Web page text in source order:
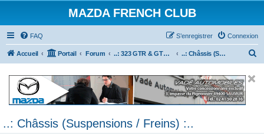
MAZDA FRENCH CLUB
FAQ Connexion
S’enregistrer
Accueil Portail Forum ..: 323 GTR & GTX :.. ..: Châssis (Suspensions / Freins) :..
..: Châssis (Suspensions / Freins) :..